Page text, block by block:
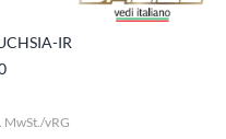
IR
MwSt./vRG